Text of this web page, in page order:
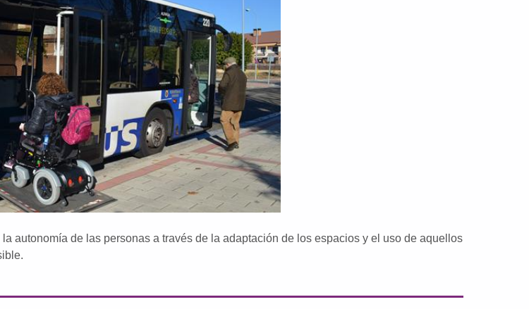
autonomía de las personas a través de la adaptación de los espacios y el uso de aquellos